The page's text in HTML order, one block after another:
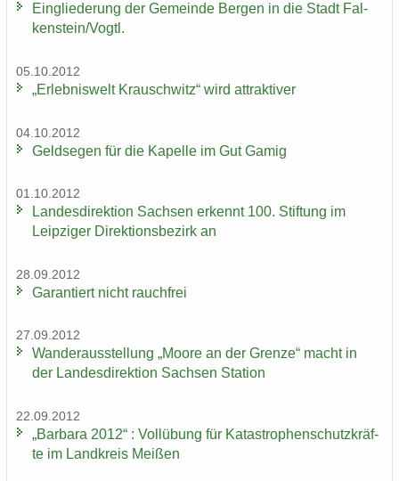
Ein­glie­de­rung der Ge­mein­de Ber­gen in die Stadt Fal­
ken­stein/Vogtl.
05.10.2012
„Er­leb­nis­welt Krausch­witz“ wird at­trak­ti­ver
04.10.2012
Geld­se­gen für die Ka­pel­le im Gut Gamig
01.10.2012
Lan­des­di­rek­ti­on Sach­sen er­kennt 100. Stif­tung im
Leip­zi­ger Di­rek­ti­ons­be­zirk an
28.09.2012
Ga­ran­tiert nicht rauch­frei
27.09.2012
Wan­der­aus­stel­lung „Moore an der Gren­ze“ macht in
der Lan­des­di­rek­ti­on Sach­sen Sta­ti­on
22.09.2012
„Bar­ba­ra 2012“ : Voll­übung für Ka­ta­stro­phen­schutz­kräf­
te im Land­kreis Mei­ßen